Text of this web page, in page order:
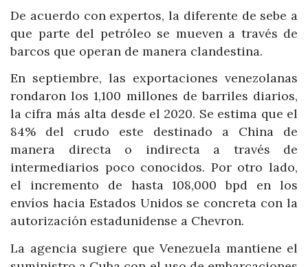
De acuerdo con expertos, la diferente de sebe a
que parte del petróleo se mueven a través de
barcos que operan de manera clandestina.
En septiembre, las exportaciones venezolanas
rondaron los 1,100 millones de barriles diarios,
la cifra más alta desde el 2020. Se estima que el
84% del crudo este destinado a China de
manera directa o indirecta a través de
intermediarios poco conocidos. Por otro lado,
el incremento de hasta 108,000 bpd en los
envíos hacia Estados Unidos se concreta con la
autorización estadunidense a Chevron.
La agencia sugiere que Venezuela mantiene el